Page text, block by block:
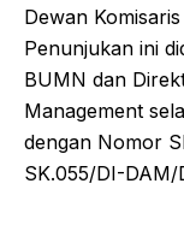
Dewan
Penunjukan ini
BUMN dan
Management
dengan Nomor
SK.055/DI-DAM/